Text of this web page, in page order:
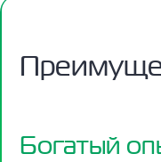
Богатый